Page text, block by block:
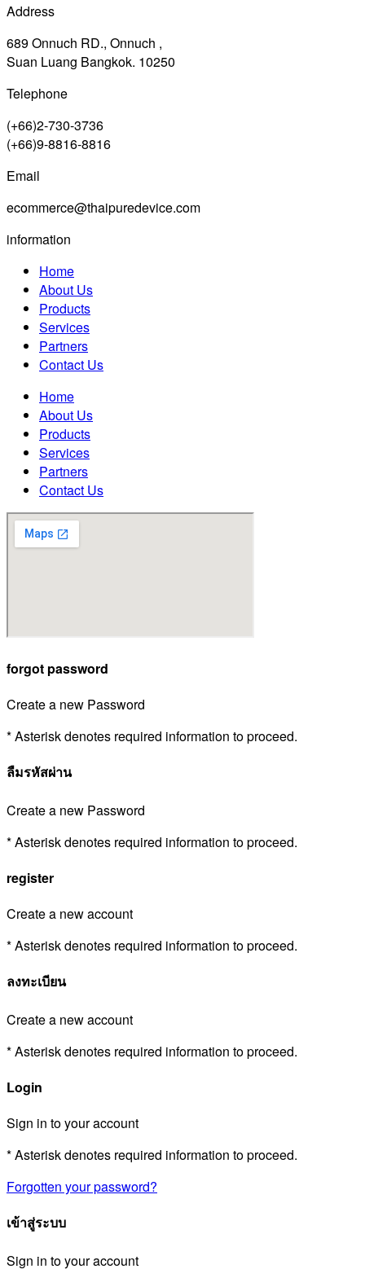
Address
689 Onnuch RD., Onnuch ,
Suan Luang Bangkok. 10250
Telephone
(+66)2-730-3736
(+66)9-8816-8816
Email
ecommerce@thaipuredevice.com
information
Home
About Us
Products
Services
Partners
Contact Us
Home
About Us
Products
Services
Partners
Contact Us
forgot password
Create a new Password
* Asterisk denotes required information to proceed.
ลืมรหัสผ่าน
Create a new Password
* Asterisk denotes required information to proceed.
register
Create a new account
* Asterisk denotes required information to proceed.
ลงทะเบียน
Create a new account
* Asterisk denotes required information to proceed.
Login
Sign in to your account
* Asterisk denotes required information to proceed.
Forgotten your password?
เข้าสู่ระบบ
Sign in to your account